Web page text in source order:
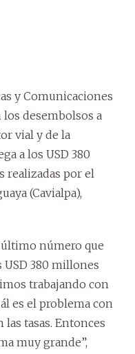
y Comunicaciones
los desembolsos a
vial y de la
a los USD 380
realizadas por el
(Cavialpa),
último número que
USD 380 millones
trabajando con
es el problema con
las tasas. Entonces
muy grande”,